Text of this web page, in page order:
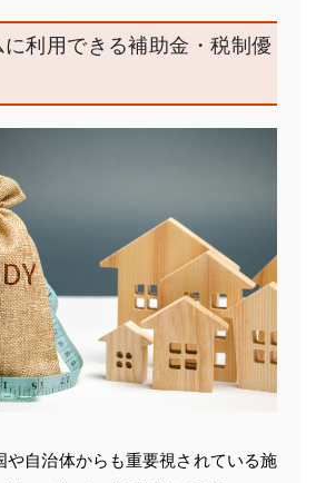
利用できる補助金・税制優
や自治体からも重要視されている施